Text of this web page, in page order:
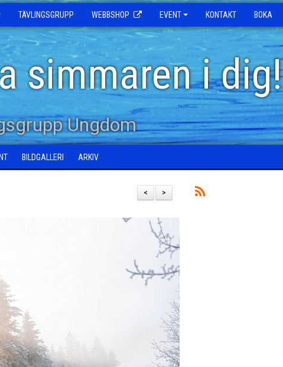
TÄVLINGSGRUPP WEBBSHOP EVENT KONTAKT BOKA
simmaren i dig!
Ungdom
BILDGALLERI ARKIV
>
<